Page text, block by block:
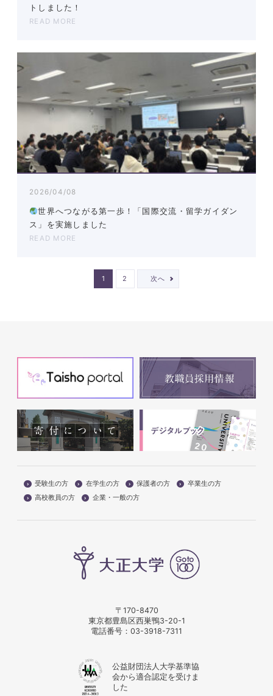
トしました！
READ MORE
2026/04/08
世界へつながる第一歩！「国際交流・留学ガイダン
ス」を実施しました
READ MORE
1 2 次へ
受験生の方 在学生の方 保護者の方
卒業生の方
高校教員の方
企業・一般の方
〒170-8470
東京都豊島区西巣鴨3-20-1
電話番号： 03-3918-7311
公益財団法人大学基準協
会から適合認定を受けま
した